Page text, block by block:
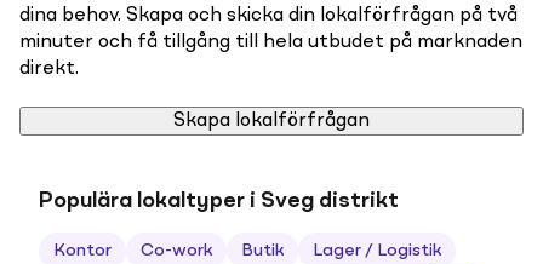
dina behov. Skapa och skicka din lokalförfrågan på två
minuter och få tillgång till hela utbudet på marknaden
direkt.
Skapa lokalförfrågan
Populära lokaltyper i Sveg distrikt
Kontor Co-work Butik Lager / Logistik